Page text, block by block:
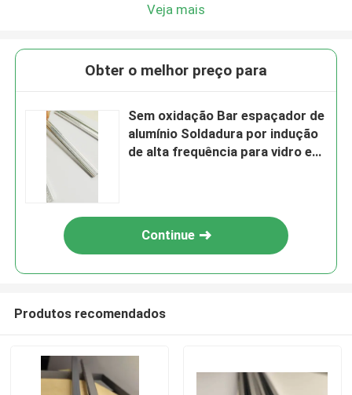
Veja mais
Obter o melhor preço para
Sem oxidação Bar espaçador de
alumínio Soldadura por indução
de alta frequência para vidro e
Continue
Produtos recomendados